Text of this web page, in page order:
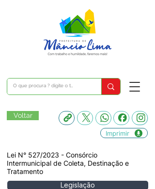
Voltar
Imprimir
Lei N° 527/2023 - Consórcio
Intermunicipal de Coleta, Destinação e
Tratamento
Legislação